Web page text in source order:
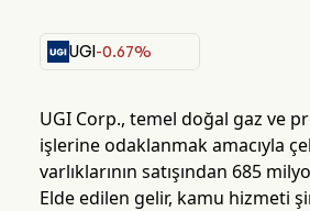
UGI-0.67%
UGI Corp., temel doğal gaz ve
işlerine odaklanmak amacıyla
varlıklarının satışından 685
Elde edilen gelir, kamu hizmeti